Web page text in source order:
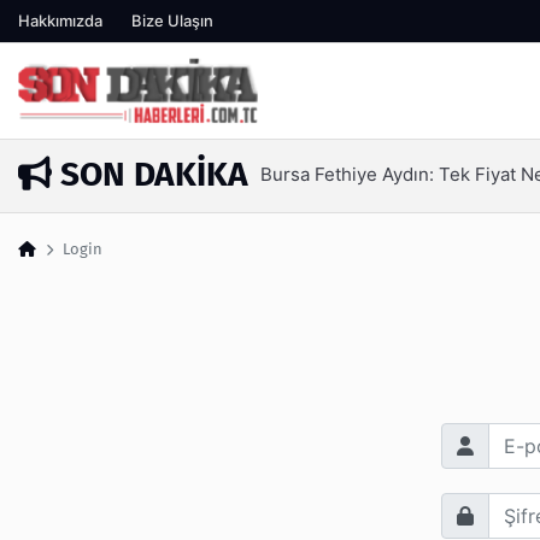
Hakkımızda Bize Ulaşın
SON DAKIKA
15 saat önce Bursa Fethiye Aydın: Tek Fiyat
Login
E-posta
Şifre